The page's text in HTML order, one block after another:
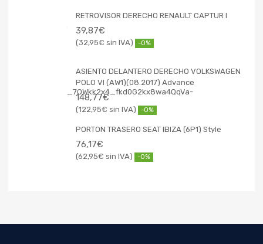
RETROVISOR DERECHO RENAULT CAPTUR I
39,87€
32,95€ -0%
ASIENTO DELANTERO DERECHO VOLKSWAGEN
POLO VI (AW1)(08.2017) Advance
148,77€
122,95€ -0%
PORTON TRASERO SEAT IBIZA (6P1) Style
76,17€
62,95€ -0%